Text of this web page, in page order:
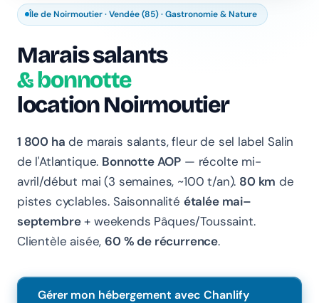
Île de Noirmoutier · Vendée (85) · Gastronomie & Nature
Marais salants
& bonnotte
location Noirmoutier
1 800 ha de marais salants, fleur de sel label Salin
de l'Atlantique. Bonnotte AOP — récolte mi-
avril/début mai (3 semaines, ~100 t/an). 80 km de
pistes cyclables. Saisonnalité étalée mai–
septembre+ weekends Pâques/Toussaint.
Clientèle aisée,60 % de récurrence.
Gérer mon hébergement avec Chanlify
Chanlify Assistant
En ligne · Online
Bonjour 👋 Je suis l'assistant Chanlify. Comment puis-